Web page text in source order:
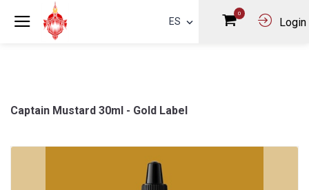
ES
0
Login
Captain Mustard 30ml - Gold Label